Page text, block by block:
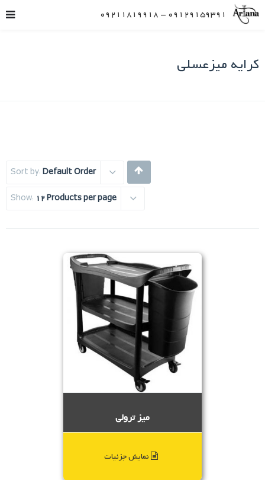
کرایه میزعسلی
Sort by:Default Order
Show: 12 Products per page
میز ترولی
نمایش جزئیات
09129159391 – 09211819918